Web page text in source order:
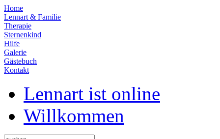
Home
Lennart & Familie
Therapie
Sternenkind
Hilfe
Galerie
Gästebuch
Kontakt
Lennart ist online
Willkommen